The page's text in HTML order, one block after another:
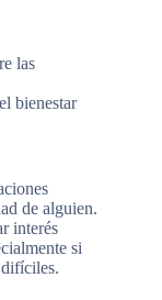
las
bienestar
de alguien.
interés
si